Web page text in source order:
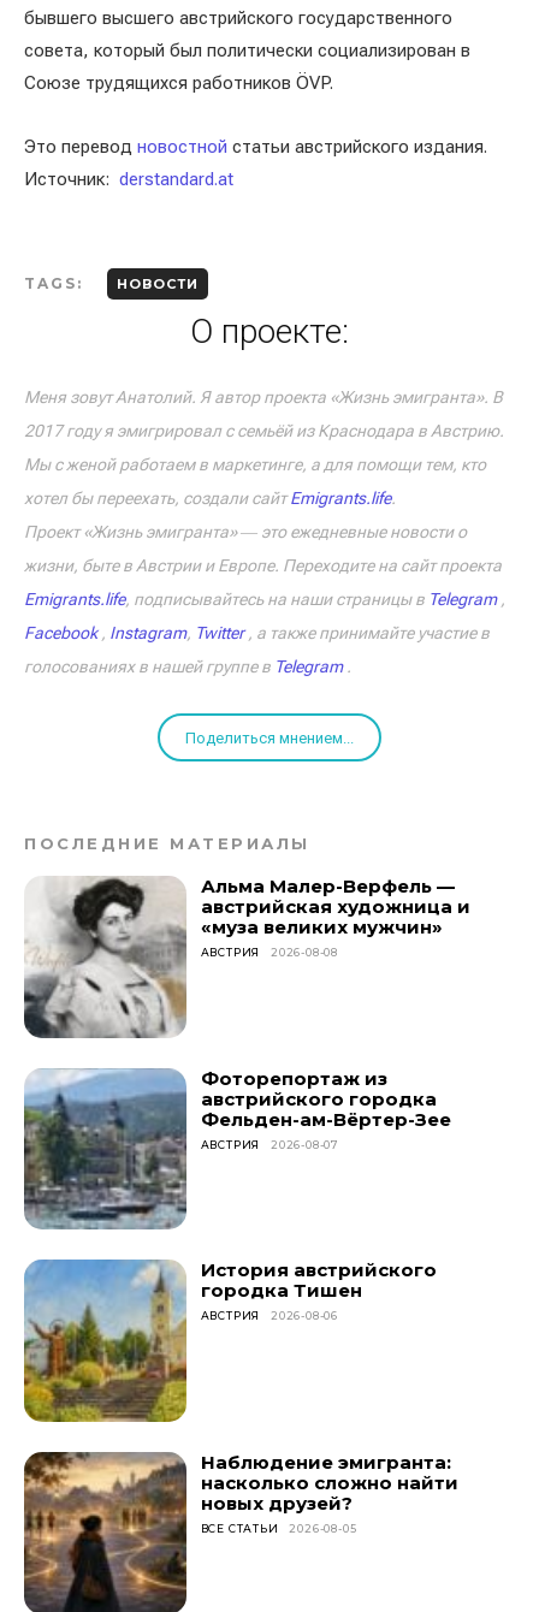
бывшего высшего австрийского государственного
совета, который был политически социализирован в
Союзе трудящихся работников ÖVP.
Это перевод новостной статьи австрийского издания.
Источник: derstandard.at
TAGS: НОВОСТИ
О проекте:
Меня зовут Анатолий. Я автор проекта «Жизнь эмигранта». В
2017 году я эмигрировал с семьёй из Краснодара в Австрию.
Мы с женой работаем в маркетинге, а для помощи тем, кто
хотел бы переехать, создали сайтEmigrants.life.
Проект «Жизнь эмигранта» ― это ежедневные новости о
жизни, быте в Австрии и Европе. Переходите на сайт проекта
Emigrants.life, подписывайтесь на наши страницы в Telegram,
Facebook, Instagram, Twitter, а также принимайте участие в
голосованиях в нашей группе в Telegram.
Поделиться мнением...
ПОСЛЕДНИЕ МАТЕРИАЛЫ
Альма Малер-Верфель —
австрийская художница и
«муза великих мужчин»
АВСТРИЯ 2026-08-08
Фоторепортаж из
австрийского городка
Фельден-ам-Вёртер-Зее
АВСТРИЯ 2026-08-07
История австрийского
городка Тишен
АВСТРИЯ 2026-08-06
Наблюдение эмигранта:
насколько сложно найти
новых друзей?
ВСЕ СТАТЬИ 2026-08-05